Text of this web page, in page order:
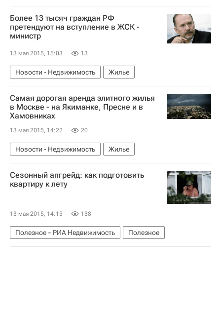
Более 13 тысяч граждан РФ
претендуют на вступление в ЖСК -
министр
13 мая 2015, 15:03 13
Новости - Недвижимость Жилье
Самая дорогая аренда элитного жилья
в Москве - на Якиманке, Пресне и в
Хамовниках
13 мая 2015, 14:22 20
Новости - Недвижимость Жилье
Сезонный апгрейд: как подготовить
квартиру к лету
13 мая 2015, 14:15 138
Полезное – РИА Недвижимость Полезное